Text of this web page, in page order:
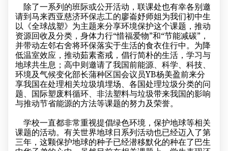
除了一系列的班际或公开活动，联课处也有幸各别邀
请到马来西亚慈济环保志工的廖崙妤师姐为我们初中生
以《全球战塑》为主题来分享环境保护这个课题，推动
资源回收及分类，身体力行“惜福爱物”和“节能减碳”，
并带动左邻右舍将环保落实于生活的食衣住行中。为降
低温室效应，推动茹素斋戒，倡行简朴的生活，学习与
地球共生息；高中则邀请了我国前能源、科学、科技、
环境及气候变化部长蒲种区国会议员YB杨美盈前来分
享我国在处理相关垃圾填埋场、各国处理垃圾分类的问
题、国际塑废料循环、非法塑料与垃圾带来我国的影响
与推动节省能源的方法等课题的努力及荣誉。
学校一直都非常重视提倡绿色环境，保护地球等相关
课题的活动。有关世界地球日系列活动也已经迈入了第
三年，这颗保护地球的种子已经潜移默化的种在了巴生